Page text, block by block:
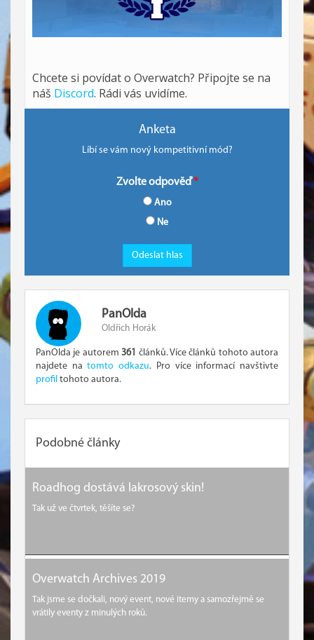
Chcete si povídat o Overwatch? Připojte se na
náš Discord. Rádi vás uvidíme.
Anketa
Líbí se vám nový kompetitivní mód?
Zvolte odpověď
Ano
Ne
PanOlda
Oldřich Horák
PanOlda je autorem361 článků. Více článků tohoto autora
najdete natomto odkazu. Pro více informací navštivte
profil tohoto autora.
Podobné články
Roadhog dostává lakrosový skin!
Tak už ve čtvrtek, těšíte se?
Overwatch Archives 2019
Tak jsme se dočkali, nový event, nové itemy a samozřejmě se
vrátily eventy z minulých roků.